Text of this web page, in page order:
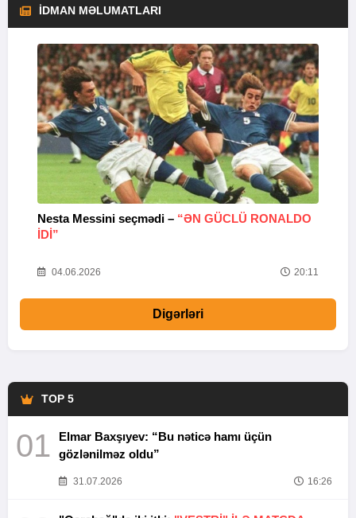
İDMAN MƏLUMATLARI
Nesta Messini seçmədi – “ƏN GÜCLÜ RONALDO
IDI”
04.06.2026 20:11
Digərləri
TOP 5
01
Elmar Baxşıyev: “Bu nəticə hamı üçün
gözlənilməz oldu”
31.07.2026 16:26